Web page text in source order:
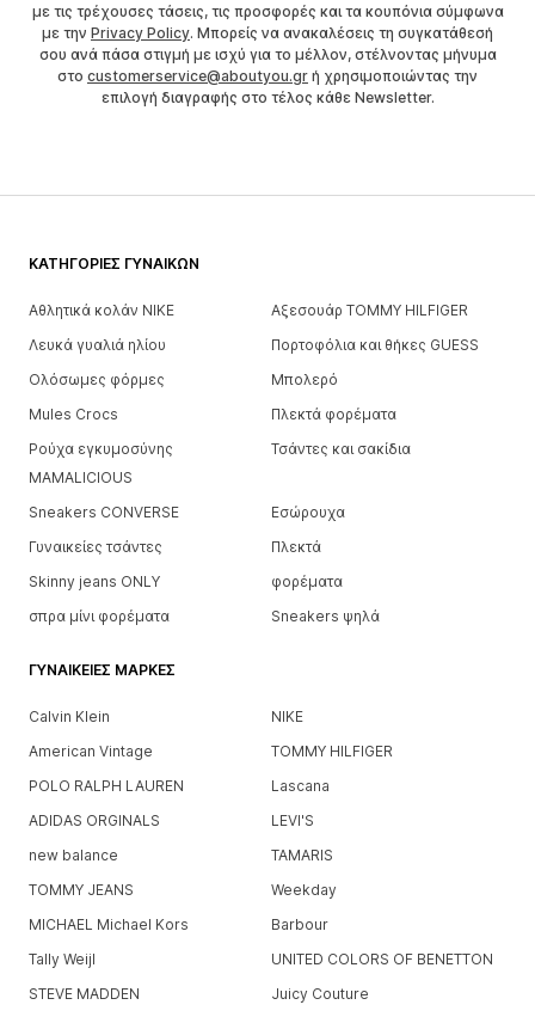
με τις τρέχουσες τάσεις, τις προσφορές και τα κουπόνια σύμφωνα
με την Privacy Policy. Μπορείς να ανακαλέσεις τη συγκατάθεσή
σου ανά πάσα στιγμή με ισχύ για το μέλλον, στέλνοντας μήνυμα
στο customerservice@aboutyou.gr ή χρησιμοποιώντας την
επιλογή διαγραφής στο τέλος κάθε Newsletter.
ΚΑΤΗΓΟΡΊΕΣ ΓΥΝΑΙΚΏΝ
Αθλητικά κολάν NIKE
Αξεσουάρ TOMMY HILFIGER
Λευκά γυαλιά ηλίου
Πορτοφόλια και θήκες GUESS
Ολόσωμες φόρμες
Μπολερό
Mules Crocs
Πλεκτά φορέματα
Ρούχα εγκυμοσύνης
MAMALICIOUS
Τσάντες και σακίδια
Sneakers CONVERSE
Εσώρουχα
Γυναικείες τσάντες
Πλεκτά
Skinny jeans ONLY
φορέματα
σπρα μίνι φορέματα
Sneakers ψηλά
ΓΥΝΑΙΚΕΊΕΣ ΜΆΡΚΕΣ
Calvin Klein
NIKE
American Vintage
TOMMY HILFIGER
POLO RALPH LAUREN
Lascana
ADIDAS ORGINALS
LEVI'S
new balance
TAMARIS
TOMMY JEANS
Weekday
MICHAEL Michael Kors
Barbour
Tally Weijl
UNITED COLORS OF BENETTON
STEVE MADDEN
Juicy Couture